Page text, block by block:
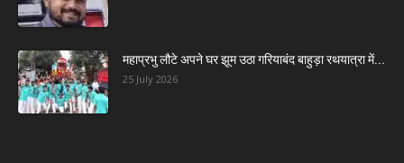
महाप्रभु लौटे अपने घर झूम उठा गरियाबंद बाहुड़ा रथयात्रा में...
25 July 2026